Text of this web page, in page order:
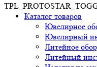
Каталог товаров
Ювелирное
Ювелирный
Литейное
Литейный